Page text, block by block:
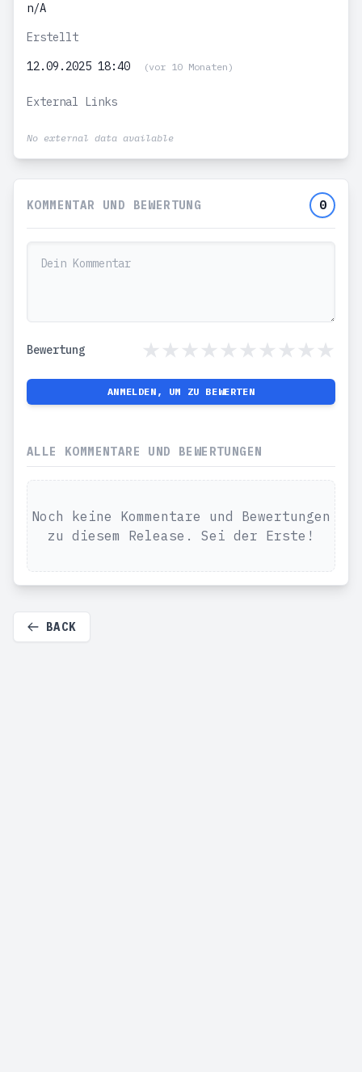
n/A
Erstellt
12.09.2025 18:40
(vor 10 Monaten)
External Links
No external data available
KOMMENTAR UND BEWERTUNG 0
Bewertung
ANMELDEN, UM ZU BEWERTEN
ALLE KOMMENTARE UND BEWERTUNGEN
Noch keine Kommentare und Bewertungen
zu diesem Release. Sei der Erste!
BACK